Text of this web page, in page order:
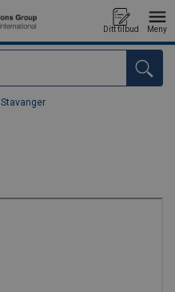
Ditt tilbud Meny
Stavanger